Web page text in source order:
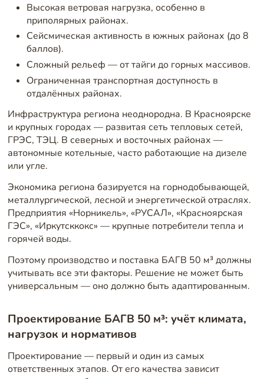
Высокая ветровая нагрузка, особенно в
приполярных районах.
Сейсмическая активность в южных районах (до 8
баллов).
Сложный рельеф — от тайги до горных массивов.
Ограниченная транспортная доступность в
отдалённых районах.
Инфраструктура региона неоднородна. В Красноярске
и крупных городах — развитая сеть тепловых сетей,
ГРЭС, ТЭЦ. В северных и восточных районах —
автономные котельные, часто работающие на дизеле
или угле.
Экономика региона базируется на горнодобывающей,
металлургической, лесной и энергетической отраслях.
Предприятия «Норникель», «РУСАЛ», «Красноярская
ГЭС», «Иркутсккокс» — крупные потребители тепла и
горячей воды.
Поэтому производство и поставка БАГВ 50 м³ должны
учитывать все эти факторы. Решение не может быть
универсальным — оно должно быть адаптированным.
Проектирование БАГВ 50 м³: учёт климата,
нагрузок и нормативов
Проектирование — первый и один из самых
ответственных этапов. От его качества зависит